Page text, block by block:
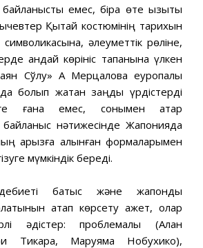
байланысты емес, бірақ өте қызықты
Қытай костюмінің тарихын
әлеуметтік рөліне,
қандай көрініс тапқанына үлкен
Сўлу» Ақ Мерцалова еуропалық
болып жатқан заңды үрдістерді
ғана емес, сонымен қатар
нәтижесінде Жапонияда
қарызға алынған формаларымен
мүмкіндік береді.
батыс және жапондық
атап көрсету қажет, олар
әдістер: проблемалы (Алан
Тикара, Маруяма Нобухико),